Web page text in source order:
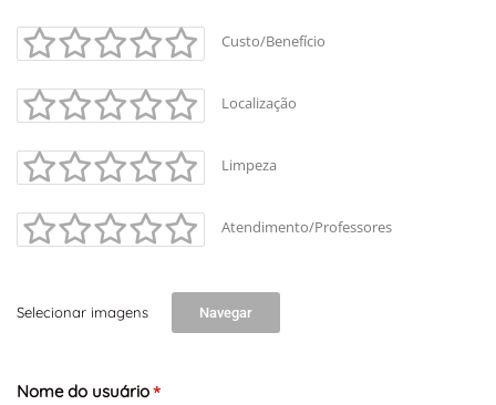
Custo/Benefício
Localização
Limpeza
Atendimento/Professores
Selecionar imagens Navegar
Nome do usuário*